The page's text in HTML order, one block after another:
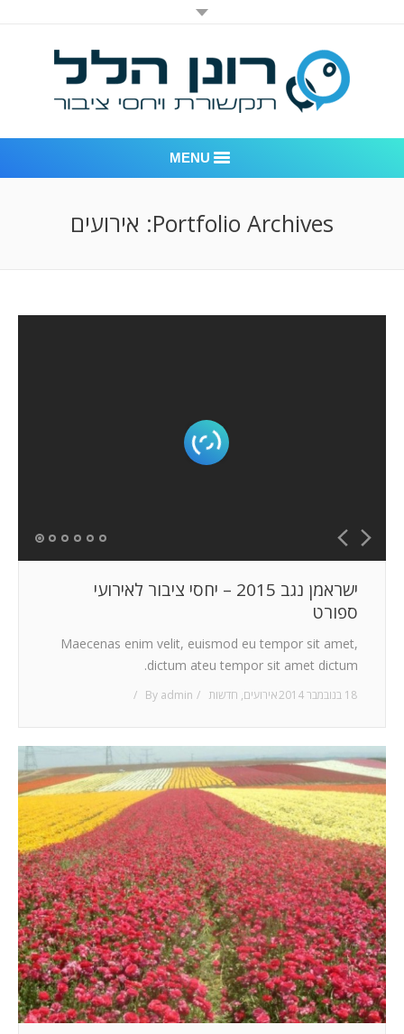
MENU
ניהול מוניטין
Portfolio Archives: אירועים
ישראמן נגב 2015 – יחסי ציבור לאירועי
ספורט
Maecenas enim velit, euismod eu tempor sit amet,
dictum ateu tempor sit amet dictum.
18 בנובמבר 2014 אירועים, חדשות By admin